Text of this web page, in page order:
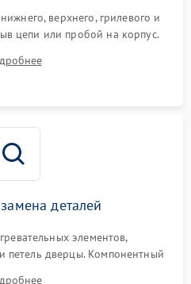
верхнего, грилевого и
цепи или пробой на корпус.
датчиков температуры,
и мотора конвекции.
деталей
элементов,
петель дверцы. Компонентный